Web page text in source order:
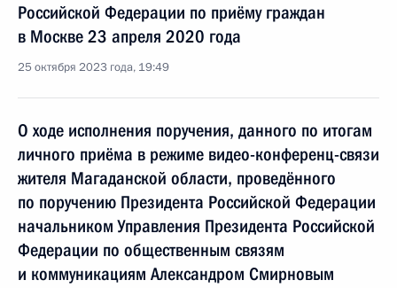
Российской Федерации по приёму граждан
в Москве 23 апреля 2020 года
25 октября 2023 года, 19:49
О ходе исполнения поручения, данного по итогам
личного приёма в режиме видео-конференц-связи
жителя Магаданской области, проведённого
по поручению Президента Российской Федерации
начальником Управления Президента Российской
Федерации по общественным связям
и коммуникациям Александром Смирновым